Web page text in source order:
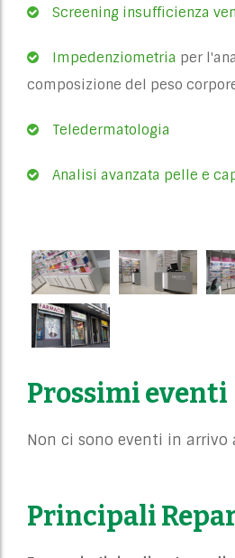
Screening insufficienza
Impedenziometria per
composizione del peso
Teledermatologia
Analisi avanzata pelle e
Prossimi eventi
Non ci sono eventi in arrivo
Principali